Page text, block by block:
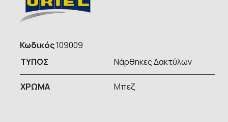
Κωδικός109009
ΤΥΠOΣ
Νάρθηκες Δακτύλων
ΧΡΩΜΑ Μπεζ